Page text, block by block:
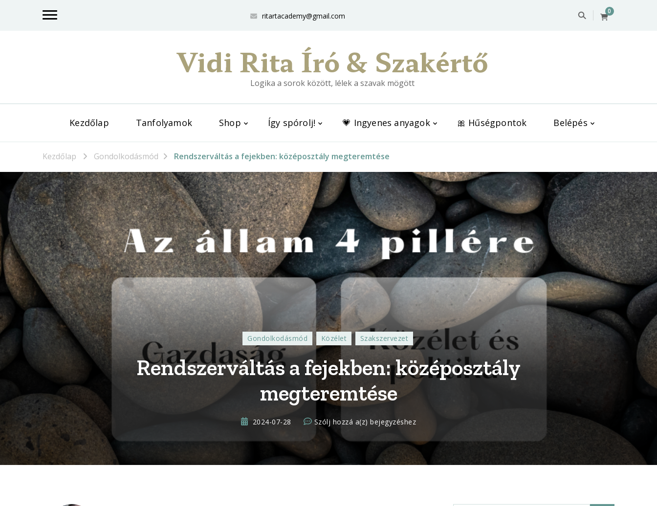
ritartacademy@gmail.com
0
Vidi Rita Író & Szakértő
Logika a sorok között, lélek a szavak mögött
Kezdőlap Tanfolyamok Shop Így spórolj! 💗 Ingyenes anyagok 🎀 Hűségpontok Belépés
Kezdőlap Gondolkodásmód Rendszerváltás a fejekben: középosztály megteremtése
Gondolkodásmód Közélet Szakszervezet
Rendszerváltás a fejekben: középosztály
megteremtése
2024-07-28 Szólj hozzá a(z)Rendszerváltás
fejekben:
középosztály
bejegyzéshez